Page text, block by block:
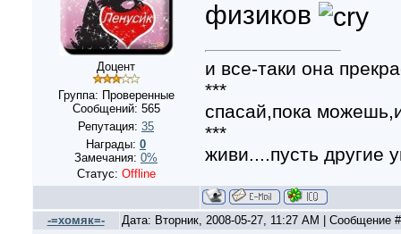
Доцент
Группа: Проверенные
Сообщений: 565
Репутация: 35
Награды: 0
Замечания: 0%
Статус: Offline
физиков
и все-таки она
***
спасай,пока
***
живи....пусть другие
-=хомяк=- Дата: Вторник, 2008-05-27, 11:27 AM | Сообщение